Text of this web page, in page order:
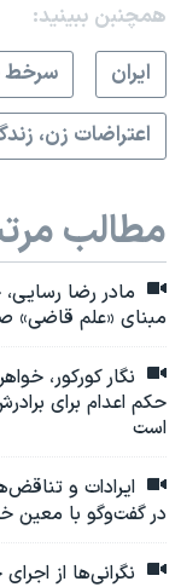
همچنبن ببینید:
ايران
سرخط
اعتراضات زن،
مطالب
مادر رضا
مبنای «علم قاضی»
نگار کورکور،
حکم اعدام برای
است
ایرادات و
در گفت‌وگو با معین
نگرانی‌ها از